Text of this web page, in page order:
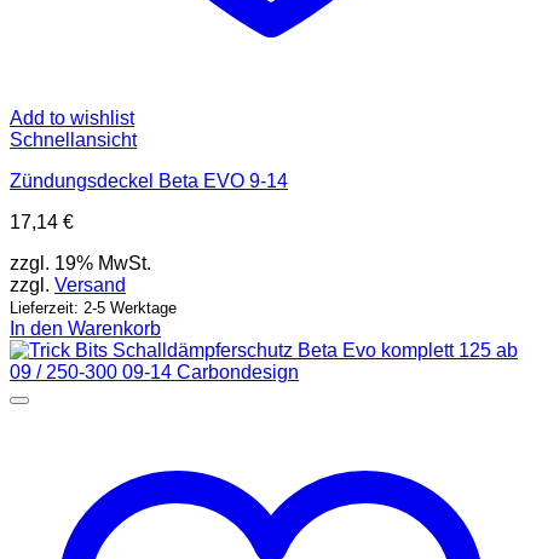
Add to wishlist
Schnellansicht
Zündungsdeckel Beta EVO 9-14
17,14 €
zzgl. 19% MwSt.
zzgl. Versand
Lieferzeit: 2-5 Werktage
In den Warenkorb